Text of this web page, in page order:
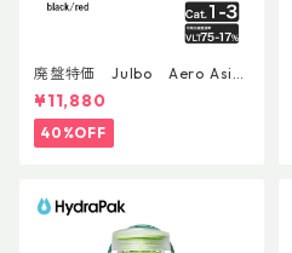
廃盤特価 Julbo Aero Asia
nFit
¥11,880
40%OFF